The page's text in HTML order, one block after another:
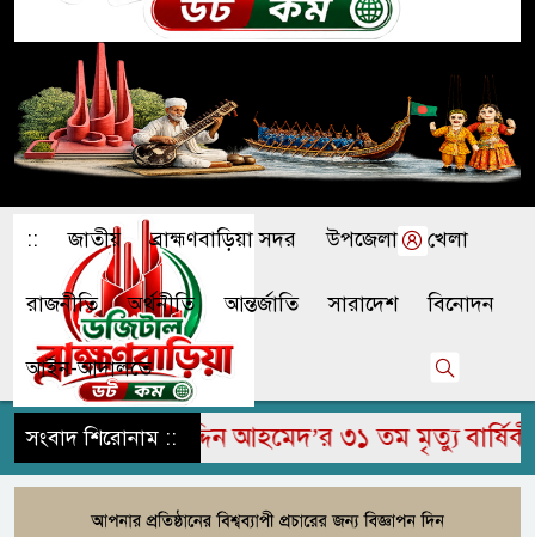
:: জাতীয় ব্রাহ্মণবাড়িয়া সদর উপজেলা খেলা
রাজনীতি অর্থনীতি আন্তর্জাতি সারাদেশ বিনোদন
আইন-আদালতে
সংবাদ শিরোনাম ::
জামির উদ্দিন আহমেদ’র ৩১ তম মৃত্যু বার্ষিকী